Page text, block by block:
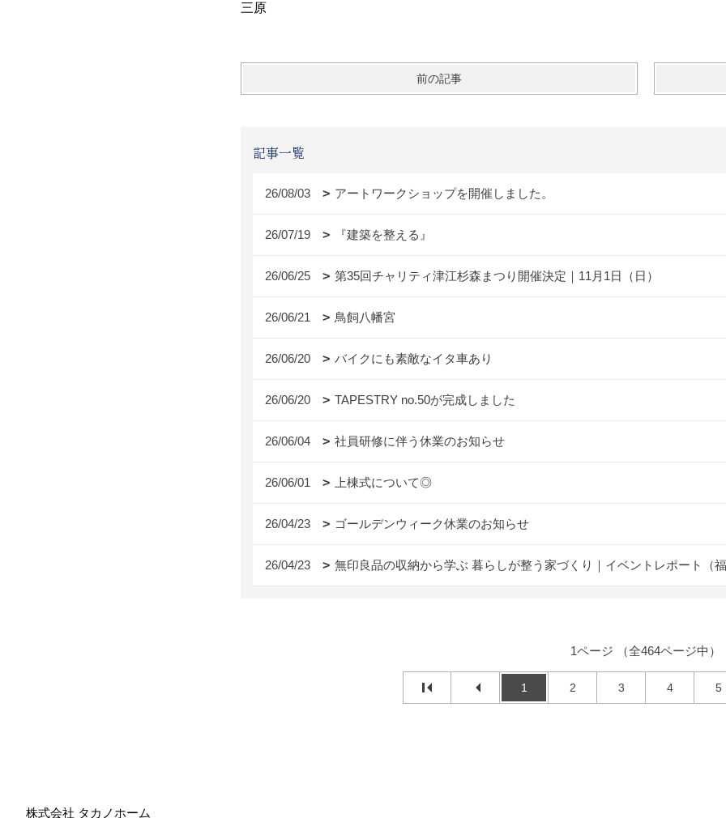
三原
前の記事
記事一覧
26/08/03 アートワークショップを開催しました。
26/07/19 『建築を整える』
26/06/25 第35回チャリティ津江杉森まつり開催決定｜11月1日（日）
26/06/21 鳥飼八幡宮
26/06/20 バイクにも素敵なイタ車あり
26/06/20 TAPESTRY no.50が完成しました
26/06/04 社員研修に伴う休業のお知らせ
26/06/01 上棟式について◎
26/04/23 ゴールデンウィーク休業のお知らせ
26/04/23 無印良品の収納から学ぶ 暮らしが整う家づくり｜イベントレポート（
1ページ （全464ページ中）
1 2 3 4 5
株式会社 タカノホーム